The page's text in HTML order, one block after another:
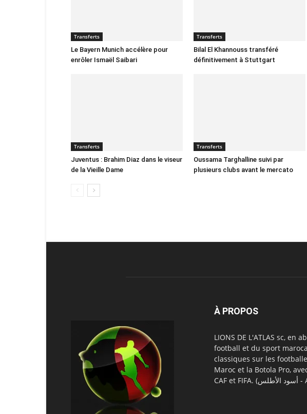
Transferts
Le Bayern Munich accélère pour
enrôler Ismaël Saibari
Transferts
Bilal El Khannouss transféré
définitivement à Stuttgart
Transferts
Juventus : Brahim Diaz dans le viseur
de la Vieille Dame
Transferts
Oussama Targhalline suivi par
plusieurs clubs avant le mercato
À PROPOS
LIONS DE L'ATLAS sc, en
football et du sport
classiques sur les
Maroc et la Botola Pro,